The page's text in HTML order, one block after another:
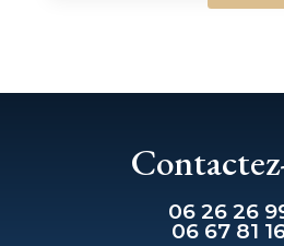
06 26 26
06 67 81